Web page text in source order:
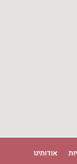
אודותינו